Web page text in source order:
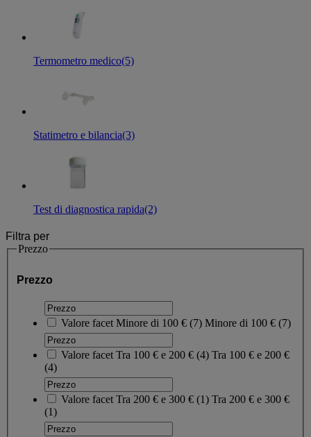
Termometro medico(5)
Statimetro e bilancia(3)
Test di diagnostica rapida(2)
Filtra per
Prezzo
Prezzo
Valore facet Minore di 100 € (7) Minore di 100 € (7)
Valore facet Tra 100 € e 200 € (4) Tra 100 € e 200 €
(4)
Valore facet Tra 200 € e 300 € (1) Tra 200 € e 300 €
(1)